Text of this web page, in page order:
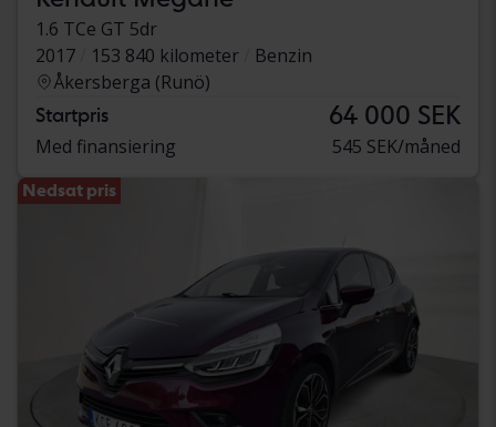
1.6 TCe GT 5dr
2017
153 840 kilometer
Benzin
Åkersberga (Runö)
Startpris 64 000 SEK
Med finansiering 545 SEK/måned
Nedsat pris